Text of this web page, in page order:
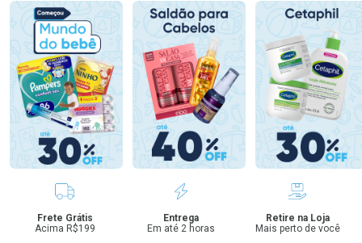
Benefícios
Frete Grátis
Acima R$199
Entrega
Em até 2 horas
Retire na Loja
Mais perto de você